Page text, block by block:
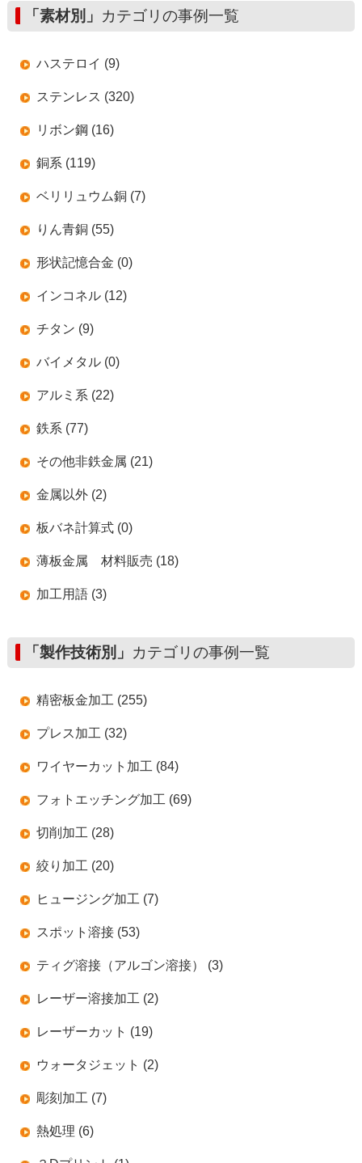
「素材別」 カテゴリの事例一覧
ハステロイ (9)
ステンレス (320)
リボン鋼 (16)
銅系 (119)
ベリリュウム銅 (7)
りん青銅 (55)
形状記憶合金 (0)
インコネル (12)
チタン (9)
バイメタル (0)
アルミ系 (22)
鉄系 (77)
その他非鉄金属 (21)
金属以外 (2)
板バネ計算式 (0)
薄板金属 材料販売 (18)
加工用語 (3)
「製作技術別」 カテゴリの事例一覧
精密板金加工 (255)
プレス加工 (32)
ワイヤーカット加工 (84)
フォトエッチング加工 (69)
切削加工 (28)
絞り加工 (20)
ヒュージング加工 (7)
スポット溶接 (53)
ティグ溶接（アルゴン溶接） (3)
レーザー溶接加工 (2)
レーザーカット (19)
ウォータジェット (2)
彫刻加工 (7)
熱処理 (6)